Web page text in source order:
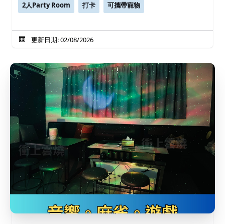
2人Party Room 打卡 可攜帶寵物
更新日期: 02/08/2026